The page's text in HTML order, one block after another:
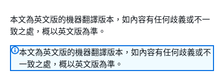
本文為英文版的機器翻譯版本，如內容有任何歧義或不一
致之處，概以英文版為準。
本文為英文版的機器翻譯版本，如內容有任何歧義或不
一致之處，概以英文版為準。